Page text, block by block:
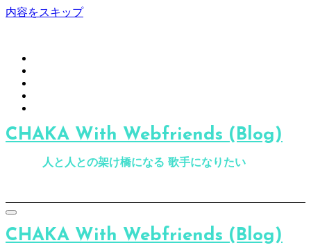
内容をスキップ
CHAKA With Webfriends (Blog)
人と人との架け橋になる 歌手になりたい
CHAKA With Webfriends (Blog)